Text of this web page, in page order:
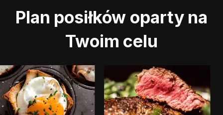
Plan posiłków oparty na
Twoim celu